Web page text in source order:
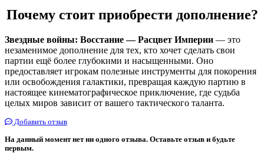
Почему стоит приобрести дополнение?
Звездные войны: Восстание — Расцвет Империи — это
незаменимое дополнение для тех, кто хочет сделать свои
партии ещё более глубокими и насыщенными. Оно
предоставляет игрокам полезные инструменты для покорения
или освобождения галактики, превращая каждую партию в
настоящее кинематографическое приключение, где судьба
целых миров зависит от вашего тактического таланта.
Добавить отзыв
На данный момент нет ни одного отзыва. Оставьте отзыв и будьте
первым.